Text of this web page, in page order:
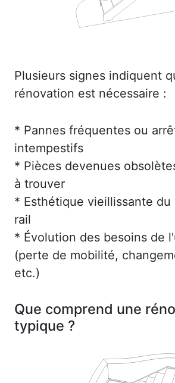
Plusieurs signes indiquent
rénovation est nécessaire :
* Pannes fréquentes ou
intempestifs
* Pièces devenues
à trouver
* Esthétique vieillissante du
rail
* Évolution des besoins de
(perte de mobilité,
etc.)
Que comprend une
typique ?